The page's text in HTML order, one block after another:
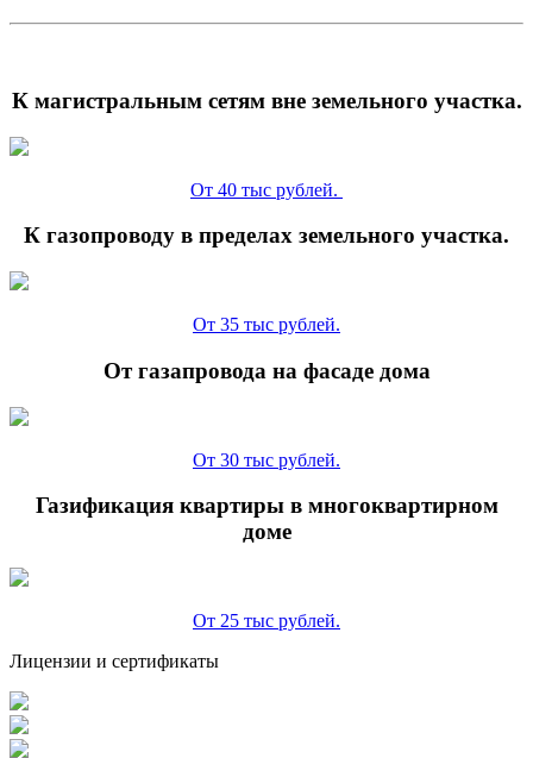
К магистральным сетям вне земельного участка.
От 40 тыс рублей.
К газопроводу в пределах земельного участка.
От 35 тыс рублей.
От газапровода на фасаде дома
От 30 тыс рублей.
Газификация квартиры в многоквартирном
доме
От 25 тыс рублей.
Лицензии и сертификаты